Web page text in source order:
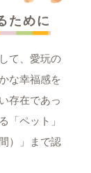
ために
て、愛玩の
な幸福感を
存在であっ
「ペット」
）」まで認